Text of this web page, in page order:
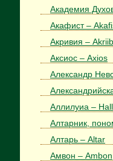
Академия
Акафист –
Акривия –
Аксиос – Axios
Александр
Аллилуиа –
Алтарник,
Алтарь – Altar
Амвон – Ambon